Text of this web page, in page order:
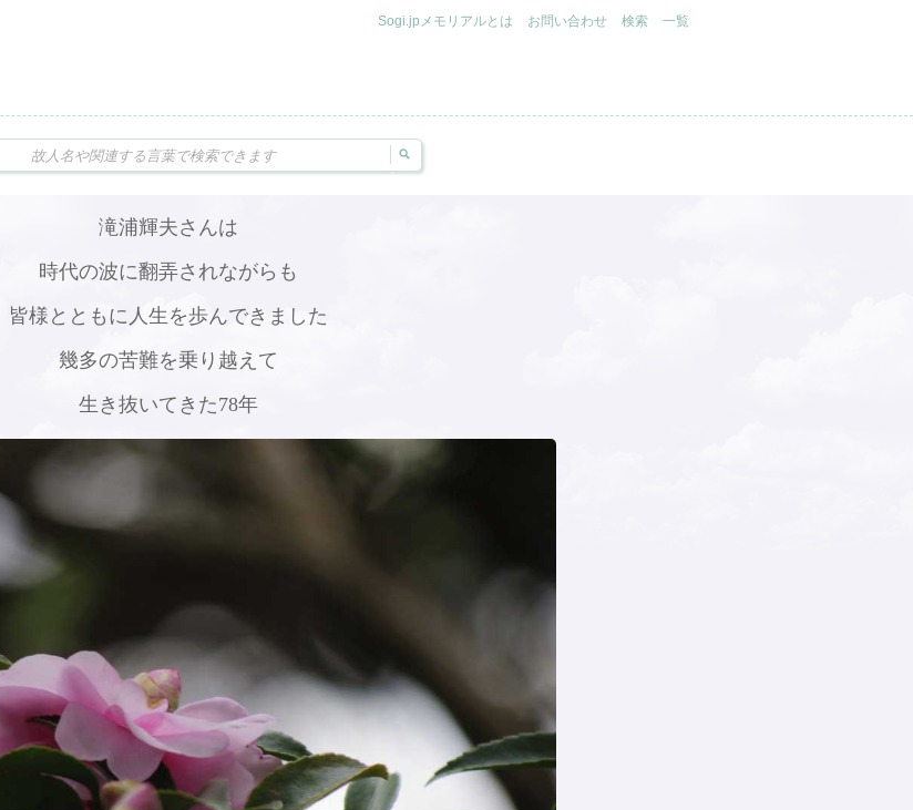
Sogi.jpメモリアルとは お問い合わせ 検索 一覧
滝浦輝夫さんは
時代の波に翻弄されながらも
皆様とともに人生を歩んできました
幾多の苦難を乗り越えて
生き抜いてきた78年